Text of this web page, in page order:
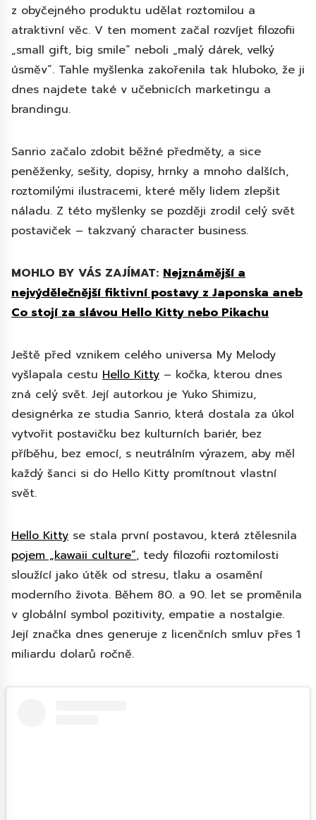
z obyčejného produktu udělat roztomilou a
atraktivní věc. V ten moment začal rozvíjet filozofii
„small gift, big smile“ neboli „malý dárek, velký
úsměv“. Tahle myšlenka zakořenila tak hluboko, že ji
dnes najdete také v učebnicích marketingu a
brandingu.
Sanrio začalo zdobit běžné předměty, a sice
peněženky, sešity, dopisy, hrnky a mnoho dalších,
roztomilými ilustracemi, které měly lidem zlepšit
náladu. Z této myšlenky se později zrodil celý svět
postaviček – takzvaný character business.
MOHLO BY VÁS ZAJÍMAT: Nejznámější a
nejvýdělečnější fiktivní postavy z Japonska aneb
Co stojí za slávou Hello Kitty nebo Pikachu
Ještě před vznikem celého universa My Melody
vyšlapala cestu Hello Kitty – kočka, kterou dnes
zná celý svět. Její autorkou je Yuko Shimizu,
designérka ze studia Sanrio, která dostala za úkol
vytvořit postavičku bez kulturních bariér, bez
příběhu, bez emocí, s neutrálním výrazem, aby měl
každý šanci si do Hello Kitty promítnout vlastní
svět.
Hello Kitty se stala první postavou, která ztělesnila
pojem „kawaii culture“, tedy filozofii roztomilosti
sloužící jako útěk od stresu, tlaku a osamění
moderního života. Během 80. a 90. let se proměnila
v globální symbol pozitivity, empatie a nostalgie.
Její značka dnes generuje z licenčních smluv přes 1
miliardu dolarů ročně.